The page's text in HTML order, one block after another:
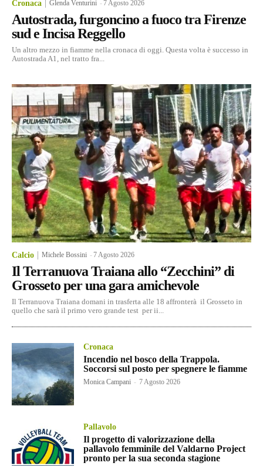
Cronaca Glenda Venturini -7 Agosto 2026
Autostrada, furgoncino a fuoco tra Firenze
sud e Incisa Reggello
Un altro mezzo in fiamme nella cronaca di oggi. Questa volta è successo in
Autostrada A1, nel tratto fra...
Calcio Michele Bossini -7 Agosto 2026
Il Terranuova Traiana allo “Zecchini” di
Grosseto per una gara amichevole
Il Terranuova Traiana domani in trasferta alle 18 affronterà il Grosseto in
quello che sarà il primo vero grande test per ii...
Cronaca
Incendio nel bosco della Trappola.
Soccorsi sul posto per spegnere le fiamme
Monica Campani - 7 Agosto 2026
Pallavolo
Il progetto di valorizzazione della
pallavolo femminile del Valdarno Project
pronto per la sua seconda stagione